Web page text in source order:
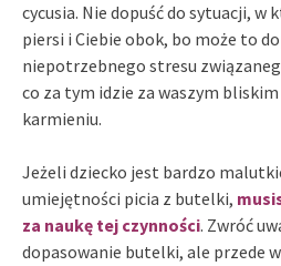
cycusia. Nie dopuść do sytuacji,
piersi i Ciebie obok, bo może to
niepotrzebnego stresu
co za tym idzie za waszym
karmieniu.
Jeżeli dziecko jest bardzo
umiejętności picia z butelki,
za naukę tej czynności. Zwróć
dopasowanie butelki, ale przede